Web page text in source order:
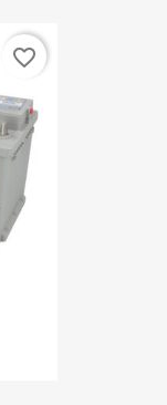
favorite_border